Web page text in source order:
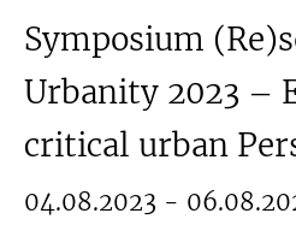
Symposium
Urbanity 2023 –
critical urban
04.08.2023 -